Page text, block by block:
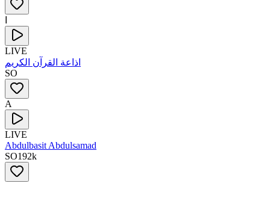
LIVE
اذاعة القرآن الكريم
SO
A
LIVE
Abdulbasit Abdulsamad
SO192k